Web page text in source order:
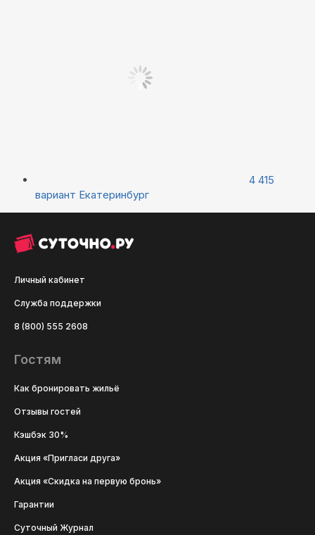
4 415
вариант Екатеринбург
Личный кабинет
Служба поддержки
8 (800) 555 2608
Гостям
Как бронировать жильё
Отзывы гостей
Кэшбэк 30%
Акция «Пригласи друга»
Акция «Скидка на первую бронь»
Гарантии
Суточный Журнал